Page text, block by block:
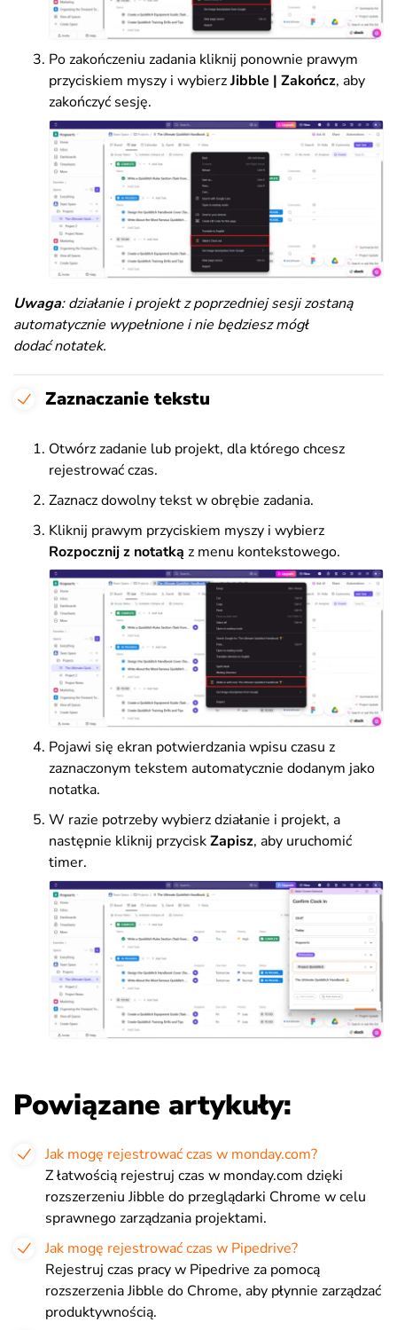
Po zakończeniu zadania kliknij ponownie prawym
przyciskiem myszy i wybierzJibble | Zakończ, aby
zakończyć sesję.
Uwaga: działanie i projekt z poprzedniej sesji zostaną
automatycznie wypełnione i nie będziesz mógł
dodać notatek.
Zaznaczanie tekstu
Otwórz zadanie lub projekt, dla którego chcesz
rejestrować czas.
Zaznacz dowolny tekst w obrębie zadania.
Kliknij prawym przyciskiem myszy i wybierz
Rozpocznij z notatką z menu kontekstowego.
Pojawi się ekran potwierdzania wpisu czasu z
zaznaczonym tekstem automatycznie dodanym jako
notatka.
W razie potrzeby wybierz działanie i projekt, a
następnie kliknij przyciskZapisz, aby uruchomić
timer.
Powiązane artykuły:
Jak mogę rejestrować czas w monday.com?
Z łatwością rejestruj czas w monday.com dzięki
rozszerzeniu Jibble do przeglądarki Chrome w celu
sprawnego zarządzania projektami.
Jak mogę rejestrować czas w Pipedrive?
Rejestruj czas pracy w Pipedrive za pomocą
rozszerzenia Jibble do Chrome, aby płynnie zarządzać
produktywnością.